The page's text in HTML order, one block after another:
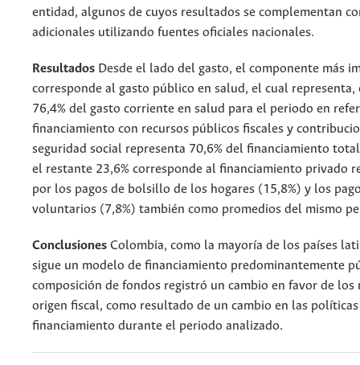
entidad, algunos de cuyos resultados se complementan
adicionales utilizando fuentes oficiales nacionales.
Resultados Desde el lado del gasto, el componente más
corresponde al gasto público en salud, el cual representa,
76,4% del gasto corriente en salud para el periodo en
financiamiento con recursos públicos fiscales y
seguridad social representa 70,6% del financiamiento
el restante 23,6% corresponde al financiamiento privado
por los pagos de bolsillo de los hogares (15,8%) y los
voluntarios (7,8%) también como promedios del mismo
Conclusiones Colombia, como la mayoría de los países
sigue un modelo de financiamiento predominantemente
composición de fondos registró un cambio en favor de los
origen fiscal, como resultado de un cambio en las
financiamiento durante el periodo analizado.